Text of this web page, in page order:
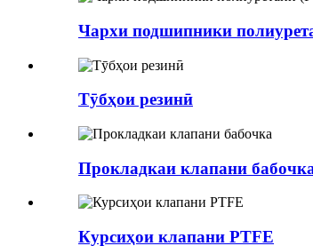
Чархи подшипники
Тӯбҳои резинӣ
Прокладкаи клапани
Курсиҳои клапани PTFE